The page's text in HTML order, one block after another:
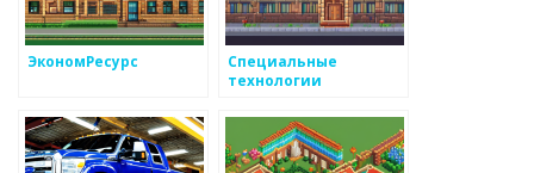
ЭкономРесурс
Специальные
технологии